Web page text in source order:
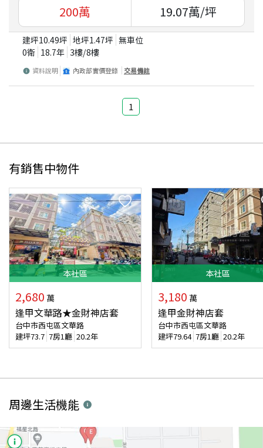
200萬 19.07萬/坪
建坪10.49坪 地坪1.47坪 無車位
0衛 18.7年 3樓/8樓
資料說明 內政部實價登錄 交易備註
1
有銷售中物件
本社區
2,680 萬
逢甲文華路★金財神店套
台中市西屯區文華路
建坪73.7 7房1廳 20.2年
本社區
3,180 萬
逢甲金財神店套
台中市西屯區文華路
建坪79.64 7房1廳 20.2年
周邊生活機能